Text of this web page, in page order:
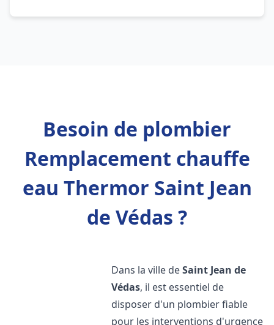
Besoin de plombier
Remplacement chauffe
eau Thermor Saint Jean
de Védas ?
Dans la ville deSaint Jean de
Védas, il est essentiel de
disposer d'un plombier fiable
pour les interventions d'urgence